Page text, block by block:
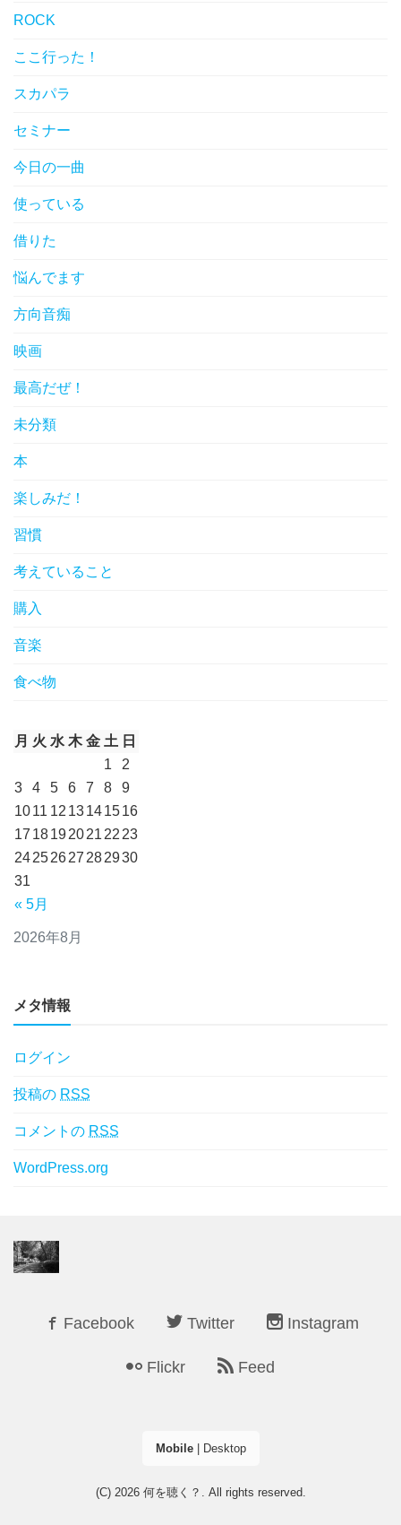
ROCK
ここ行った！
スカパラ
セミナー
今日の一曲
使っている
借りた
悩んでます
方向音痴
映画
最高だぜ！
未分類
本
楽しみだ！
習慣
考えていること
購入
音楽
食べ物
2026年8月
月 火 水 木 金 土 日
« 5月
1
2
3
4 5 6 7 8
9
1011 12 13141516
17 18192021 22 23
24252627 282930
31
メタ情報
ログイン
投稿の RSS
コメントの RSS
WordPress.org
Facebook Twitter Instagram
Flickr Feed
Mobile| Desktop
(C) 2026 何を聴く？ . All rights reserved.